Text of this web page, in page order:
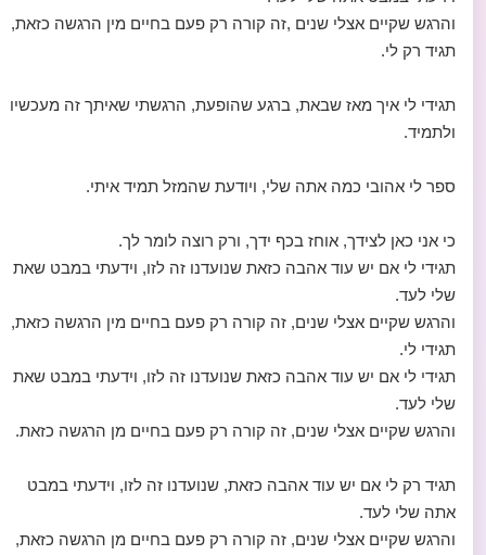
והרגש שקיים אצלי שנים ,זה קורה רק פעם בחיים מין הרגשה כזאת,
תגיד רק לי.
תגידי לי איך מאז שבאת, ברגע שהופעת, הרגשתי שאיתך זה מעכשיו
ולתמיד.
ספר לי אהובי כמה אתה שלי, ויודעת שהמזל תמיד איתי.
כי אני כאן לצידך, אוחז בכף ידך, ורק רוצה לומר לך.
תגידי לי אם יש עוד אהבה כזאת שנועדנו זה לזו, וידעתי במבט שאת
שלי לעד.
והרגש שקיים אצלי שנים, זה קורה רק פעם בחיים מין הרגשה כזאת,
תגידי לי.
תגידי לי אם יש עוד אהבה כזאת שנועדנו זה לזו, וידעתי במבט שאת
שלי לעד.
והרגש שקיים אצלי שנים, זה קורה רק פעם בחיים מן הרגשה כזאת.
תגיד רק לי אם יש עוד אהבה כזאת, שנועדנו זה לזו, וידעתי במבט
אתה שלי לעד.
והרגש שקיים אצלי שנים, זה קורה רק פעם בחיים מן הרגשה כזאת,